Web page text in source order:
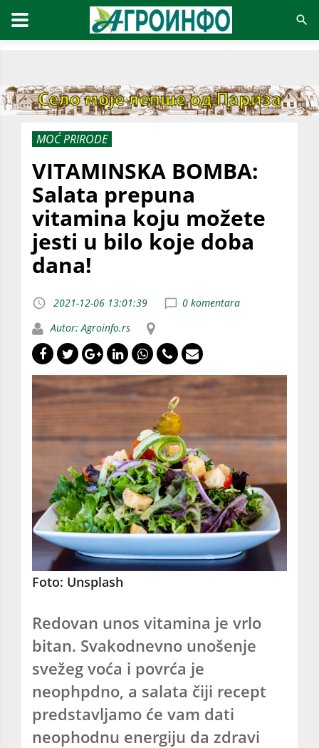
MOĆ PRIRODE
VITAMINSKA BOMBA:
Salata prepuna
vitamina koju možete
jesti u bilo koje doba
dana!
2021-12-06 13:01:39
0 komentara
Autor: Agroinfo.rs
Foto: Unsplash
Redovan unos vitamina je vrlo
bitan. Svakodnevno unošenje
svežeg voća i povrća je
neophpdno, a salata čiji recept
predstavljamo će vam dati
neophodnu energiju da zdravi